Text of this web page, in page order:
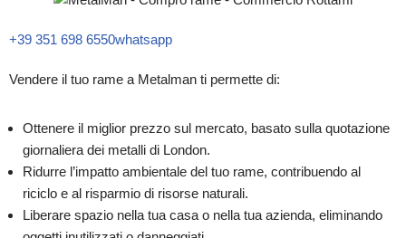
+39 351 698 6550whatsapp
Vendere il tuo rame a Metalman ti permette di:
Ottenere il miglior prezzo sul mercato, basato sulla quotazione
giornaliera dei metalli di London.
Ridurre l’impatto ambientale del tuo rame, contribuendo al
riciclo e al risparmio di risorse naturali.
Liberare spazio nella tua casa o nella tua azienda, eliminando